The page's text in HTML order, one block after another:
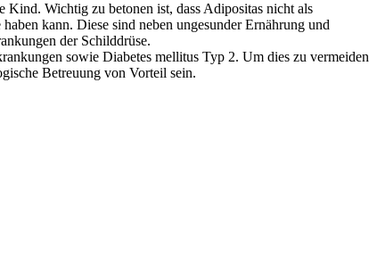
Kind. Wichtig zu betonen ist, dass Adipositas nicht als
kann. Diese sind neben ungesunder Ernährung und
der Schilddrüse.
sowie Diabetes mellitus Typ 2. Um dies zu vermeiden
Betreuung von Vorteil sein.